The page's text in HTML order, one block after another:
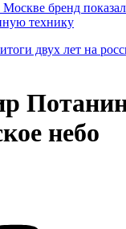
бренд
технику
небо